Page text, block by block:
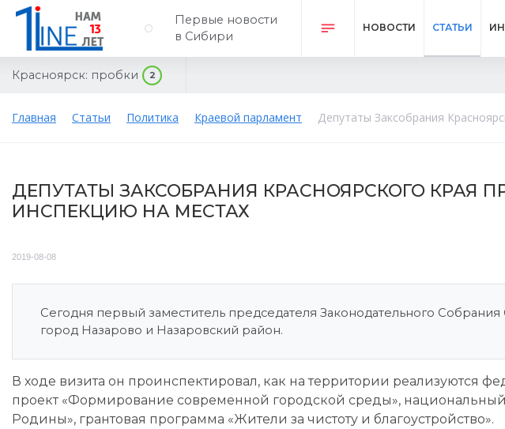
Первые новости
в Сибири
НОВОСТИ СТАТЬИ
Красноярск: пробки 2
Главная Статьи Политика Краевой парламент Депутаты Заксобрания
ДЕПУТАТЫ ЗАКСОБРАНИЯ КРАСНОЯРСКОГО КРАЯ
ИНСПЕКЦИЮ НА МЕСТАХ
2019-08-08
Сегодня первый заместитель председателя Законодательного
город Назарово и Назаровский район.
В ходе визита он проинспектировал, как на территории реализуются
проект «Формирование современной городской среды», национальный
Родины», грантовая программа «Жители за чистоту и благоустройство».